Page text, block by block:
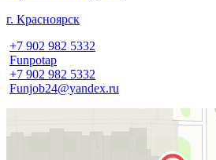
г. Красноярск
+7 902 982 5332
Funpotap
+7 902 982 5332
Funjob24@yandex.ru